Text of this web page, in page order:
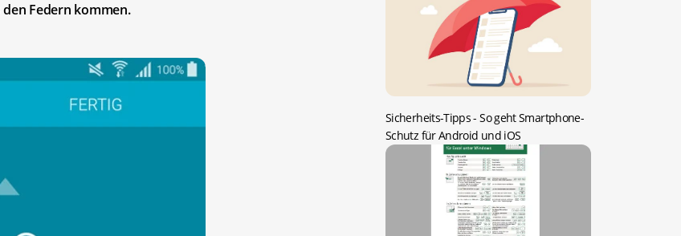
Federn kommen.
Sicherheits-Tipps -So geht Smartphone-
Schutz für Android und iOS